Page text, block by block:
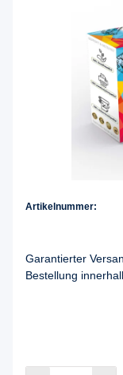
Artikelnummer:
Garantierter
Bestellung